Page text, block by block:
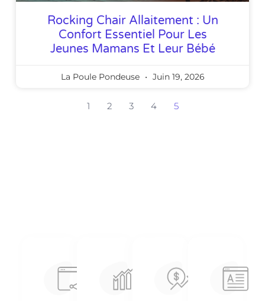
Rocking Chair Allaitement : Un
Confort Essentiel Pour Les
Jeunes Mamans Et Leur Bébé
La Poule Pondeuse Juin 19, 2026
1 2 3 4 5